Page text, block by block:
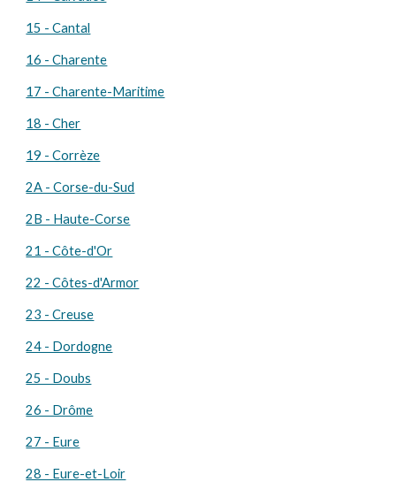
15 - Cantal
16 - Charente
17 - Charente-Maritime
18 - Cher
19 - Corrèze
2A - Corse-du-Sud
2B - Haute-Corse
21 - Côte-d'Or
22 - Côtes-d'Armor
23 - Creuse
24 - Dordogne
25 - Doubs
26 - Drôme
27 - Eure
28 - Eure-et-Loir